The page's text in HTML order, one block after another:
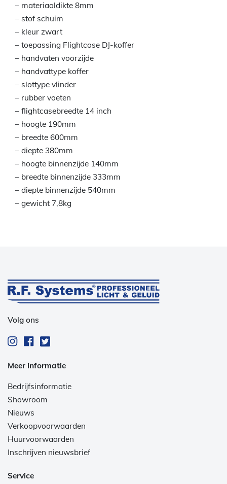
– materiaaldikte 8mm
– stof schuim
– kleur zwart
– toepassing Flightcase DJ-koffer
– handvaten voorzijde
– handvattype koffer
– slottype vlinder
– rubber voeten
– flightcasebreedte 14 inch
– hoogte 190mm
– breedte 600mm
– diepte 380mm
– hoogte binnenzijde 140mm
– breedte binnenzijde 333mm
– diepte binnenzijde 540mm
– gewicht 7,8kg
Volg ons
Meer informatie
Bedrijfsinformatie
Showroom
Nieuws
Verkoopvoorwaarden
Huurvoorwaarden
Inschrijven nieuwsbrief
Service